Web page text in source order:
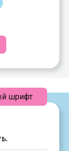
шрифт